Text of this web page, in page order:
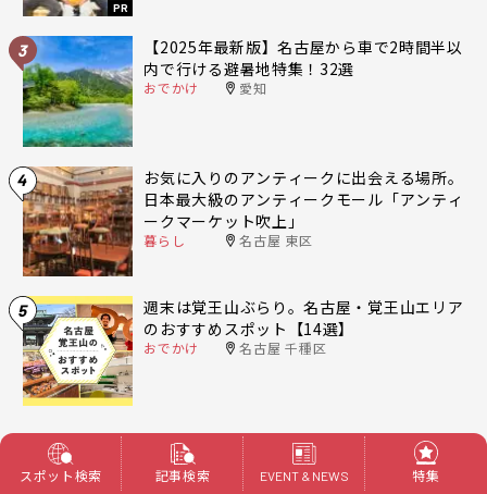
PR
3
【2025年最新版】名古屋から車で2時間半以
内で行ける避暑地特集！32選
おでかけ 愛知
4
お気に入りのアンティークに出会える場所。
日本最大級のアンティークモール「アンティ
ークマーケット吹上」
暮らし 名古屋 東区
5
週末は覚王山ぶらり。名古屋・覚王山エリア
のおすすめスポット【14選】
おでかけ 名古屋 千種区
人気記事一覧へ
スポット検索 記事検索 EVENT & NEWS 特集